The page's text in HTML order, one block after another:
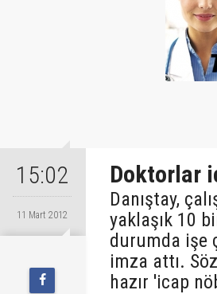
15:02
11 Mart 2012
Doktorlar
Danıştay,
yaklaşık 10
durumda işe
imza attı.
hazır 'icap